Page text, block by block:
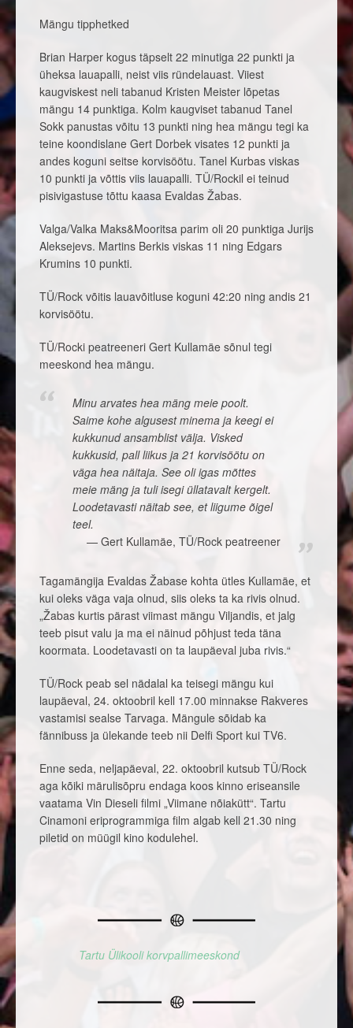
Mängu tipphetked
Brian Harper kogus täpselt 22 minutiga 22 punkti ja
üheksa lauapalli, neist viis ründelauast. Viiest
kaugviskest neli tabanud Kristen Meister lõpetas
mängu 14 punktiga. Kolm kaugviset tabanud Tanel
Sokk panustas võitu 13 punkti ning hea mängu tegi ka
teine koondislane Gert Dorbek visates 12 punkti ja
andes koguni seitse korvisöötu. Tanel Kurbas viskas
10 punkti ja võttis viis lauapalli. TÜ/Rockil ei teinud
pisivigastuse tõttu kaasa Evaldas Žabas.
Valga/Valka Maks&Mooritsa parim oli 20 punktiga Jurijs
Aleksejevs. Martins Berkis viskas 11 ning Edgars
Krumins 10 punkti.
TÜ/Rock võitis lauavõitluse koguni 42:20 ning andis 21
korvisöötu.
TÜ/Rocki peatreeneri Gert Kullamäe sõnul tegi
meeskond hea mängu.
Minu arvates hea mäng meie poolt.
Saime kohe algusest minema ja keegi ei
kukkunud ansamblist välja. Visked
kukkusid, pall liikus ja 21 korvisöötu on
väga hea näitaja. See oli igas mõttes
meie mäng ja tuli isegi üllatavalt kergelt.
Loodetavasti näitab see, et liigume õigel
teel.
Gert Kullamäe, TÜ/Rock peatreener
Tagamängija Evaldas Žabase kohta ütles Kullamäe, et
kui oleks väga vaja olnud, siis oleks ta ka rivis olnud.
„Žabas kurtis pärast viimast mängu Viljandis, et jalg
teeb pisut valu ja ma ei näinud põhjust teda täna
koormata. Loodetavasti on ta laupäeval juba rivis.“
TÜ/Rock peab sel nädalal ka teisegi mängu kui
laupäeval, 24. oktoobril kell 17.00 minnakse Rakveres
vastamisi sealse Tarvaga. Mängule sõidab ka
fännibuss ja ülekande teeb nii Delfi Sport kui TV6.
Enne seda, neljapäeval, 22. oktoobril kutsub TÜ/Rock
aga kõiki märulisõpru endaga koos kinno eriseansile
vaatama Vin Dieseli filmi „Viimane nõiakütt“. Tartu
Cinamoni eriprogrammiga film algab kell 21.30 ning
piletid on müügil kino kodulehel.
Tartu Ülikooli korvpallimeeskond